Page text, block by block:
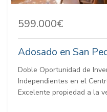
599.000€
Adosado en San
Doble Oportunidad de
Independientes en el
Excelente propiedad a la